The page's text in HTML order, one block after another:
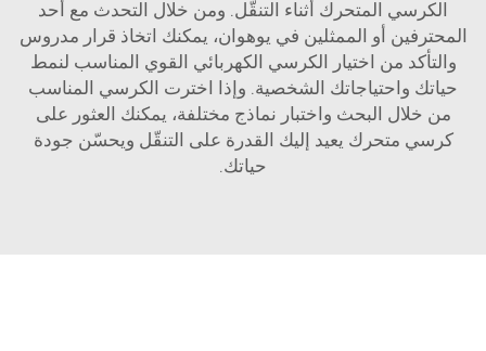
الكرسي المتحرك أثناء التنقّل. ومن خلال التحدث مع أحد
المحترفين أو الممثلين في يوهوان، يمكنك اتخاذ قرار مدروس
والتأكد من اختيار الكرسي الكهربائي القوي المناسب لنمط
حياتك واحتياجاتك الشخصية. وإذا اخترت الكرسي المناسب
من خلال البحث واختبار نماذج مختلفة، يمكنك العثور على
كرسي متحرك يعيد إليك القدرة على التنقّل ويحسّن جودة
حياتك.